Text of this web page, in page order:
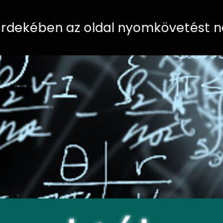
AZ
az oldal nyomkövetést